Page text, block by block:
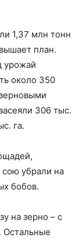
1,37 млн тонн
план.
урожай
около 350
306 тыс.
га.
убрали на
бобов.
на зерно – с
Остальные